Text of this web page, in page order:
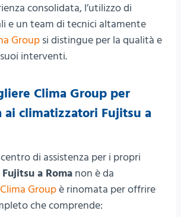
consolidata, l’utilizzo di
e un team di tecnici altamente
Group si distingue per la qualità e
interventi.
Clima Group per
ai climatizzatori Fujitsu a
di assistenza per i propri
a Romanon è da
Clima Groupè rinomata per offrire
che comprende: